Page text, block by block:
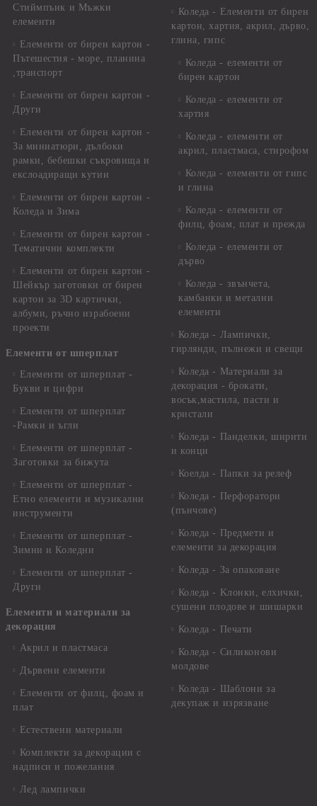
Стиймпънк и Мъжки
елементи
Елементи от бирен картон -
Пътешестия - море, планина
,транспорт
Елементи от бирен картон -
Други
Елементи от бирен картон -
За миниатюри, дълбоки
рамки, бебешки съкровища и
екслоадиращи кутии
Елементи от бирен картон -
Коледа и Зима
Елементи от бирен картон -
Тематични комплекти
Елементи от бирен картон -
Шейкър заготовки от бирен
картон за 3D картички,
албуми, ръчно израбоени
проекти
Елементи от шперплат
Елементи от шперплат -
Букви и цифри
Елементи от шперплат
-Рамки и ъгли
Елементи от шперплат -
Заготовки за бижута
Елементи от шперплат -
Етно елементи и музикални
инструменти
Елементи от шперплат -
Зимни и Коледни
Елементи от шперплат -
Други
Елементи и материали за
декорация
Акрил и пластмаса
Дървени елементи
Елементи от филц, фоам и
плат
Естествени материали
Комплекти за декорации с
надписи и пожелания
Лед лампички
Коледа - Eлементи от бирен
картон, хартия, акрил, дърво,
глина, гипс
Коледа - елементи от
бирен картон
Коледа - елементи от
хартия
Коледа - елементи от
акрил, пластмаса, стирофом
Коледа - елементи от гипс
и глина
Коледа - елементи от
филц, фоам, плат и прежда
Коледа - елементи от
дърво
Коледа - звънчета,
камбанки и метални
елементи
Коледа - Лампички,
гирлянди, пълнежи и свещи
Коледа - Материали за
декорация - брокати,
восък,мастила, пасти и
кристали
Коледа - Панделки, ширити
и конци
Коелда - Папки за релеф
Коледа - Перфоратори
(пънчове)
Коледа - Предмети и
елементи за декорация
Коледа - За опаковане
Коледа - Kлонки, елхички,
сушени плодове и шишарки
Коледа - Печати
Коледа - Силиконови
молдове
Коледа - Шаблони за
декупаж и изрязване